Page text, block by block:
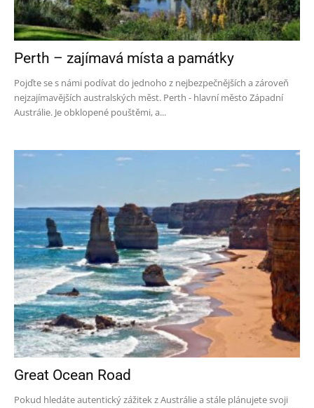
Perth – zajímavá místa a památky
Pojďte se s námi podívat do jednoho z nejbezpečnějších a zároveň
nejzajímavějších australských měst. Perth - hlavní město Západní
Austrálie. Je obklopené pouštěmi, a...
Great Ocean Road
Pokud hledáte autentický zážitek z Austrálie a stále plánujete svoji